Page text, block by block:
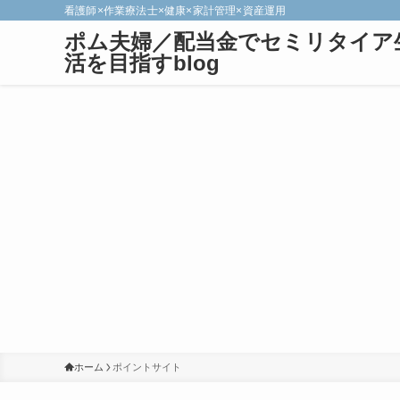
看護師×作業療法士×健康×家計管理×資産運用
ポム夫婦／配当金でセミリタイア
活を目指すblog
ホーム ポイントサイト